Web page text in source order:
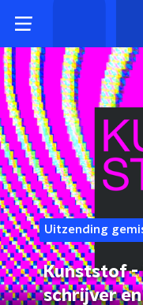
Uitzending
Kunststof -
schrijver